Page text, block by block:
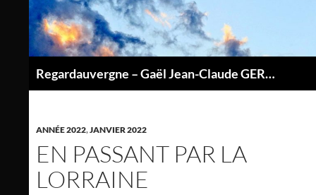
contenu
Regardauvergne – Gaël Jean-Claude GERARD
ANNÉE 2022,JANVIER 2022
EN PASSANT PAR LA
LORRAINE